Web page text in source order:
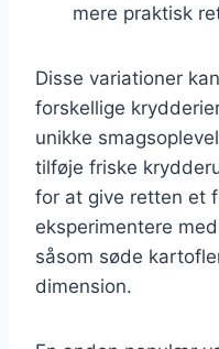
mere praktisk
Disse variationer
forskellige
unikke
tilføje friske
for at give retten et
eksperimentere
såsom søde
dimension.